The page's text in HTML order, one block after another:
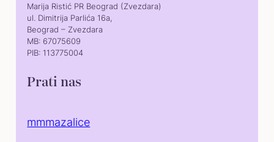
Marija Ristić PR Beograd (Zvezdara)
ul. Dimitrija Parlića 16a,
Beograd – Zvezdara
MB: 67075609
PIB: 113775004
Prati nas
mmmazalice